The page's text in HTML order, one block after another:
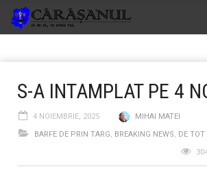
S-A INTAMPLAT PE 4
4 NOIEMBRIE, 2025
MIHAI MATEI
BARFE DE PRIN TARG, BREAKING NEWS, DE TOT